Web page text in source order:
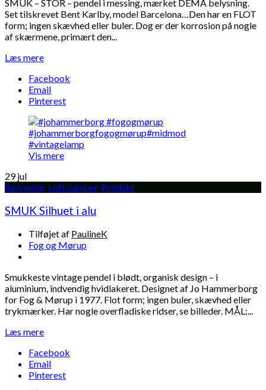
SMUK – STOR – pendel i messing, mærket DEMA belysning.
Set tilskrevet Bent Karlby, model Barcelona…Den har en FLOT
form; ingen skævhed eller buler. Dog er der korrosion på nogle
af skærmene, primært den...
Læs mere
Facebook
Email
Pinterest
Vis mere
29jul
Belysning Loftslamper, Produkt
SMUK Silhuet i alu
Tilføjet af PaulineK
Fog og Mørup
Smukkeste vintage pendel i blødt, organisk design – i
aluminium, indvendig hvidlakeret. Designet af Jo Hammerborg
for Fog & Mørup i 1977. Flot form; ingen buler, skævhed eller
trykmærker. Har nogle overfladiske ridser, se billeder. MÅL:...
Læs mere
Facebook
Email
Pinterest